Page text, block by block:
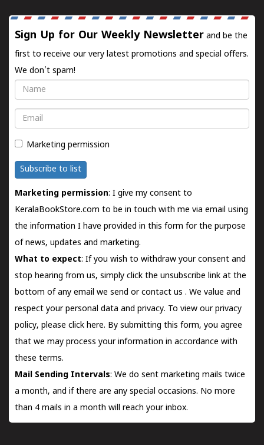
Sign Up for Our Weekly Newsletter and be the
first to receive our very latest promotions and special offers.
We don't spam!
Name
Email
Marketing permission
Subscribe to list
Marketing permission: I give my consent to
KeralaBookStore.com to be in touch with me via email using
the information I have provided in this form for the purpose
of news, updates and marketing.
What to expect: If you wish to withdraw your consent and
stop hearing from us, simply click the unsubscribe link at the
bottom of any email we send orcontact us . We value and
respect your personal data and privacy. To view our privacy
policy, please click here. By submitting this form, you agree
that we may process your information in accordance with
these terms.
Mail Sending Intervals: We do sent marketing mails twice
a month, and if there are any special occasions. No more
than 4 mails in a month will reach your inbox.